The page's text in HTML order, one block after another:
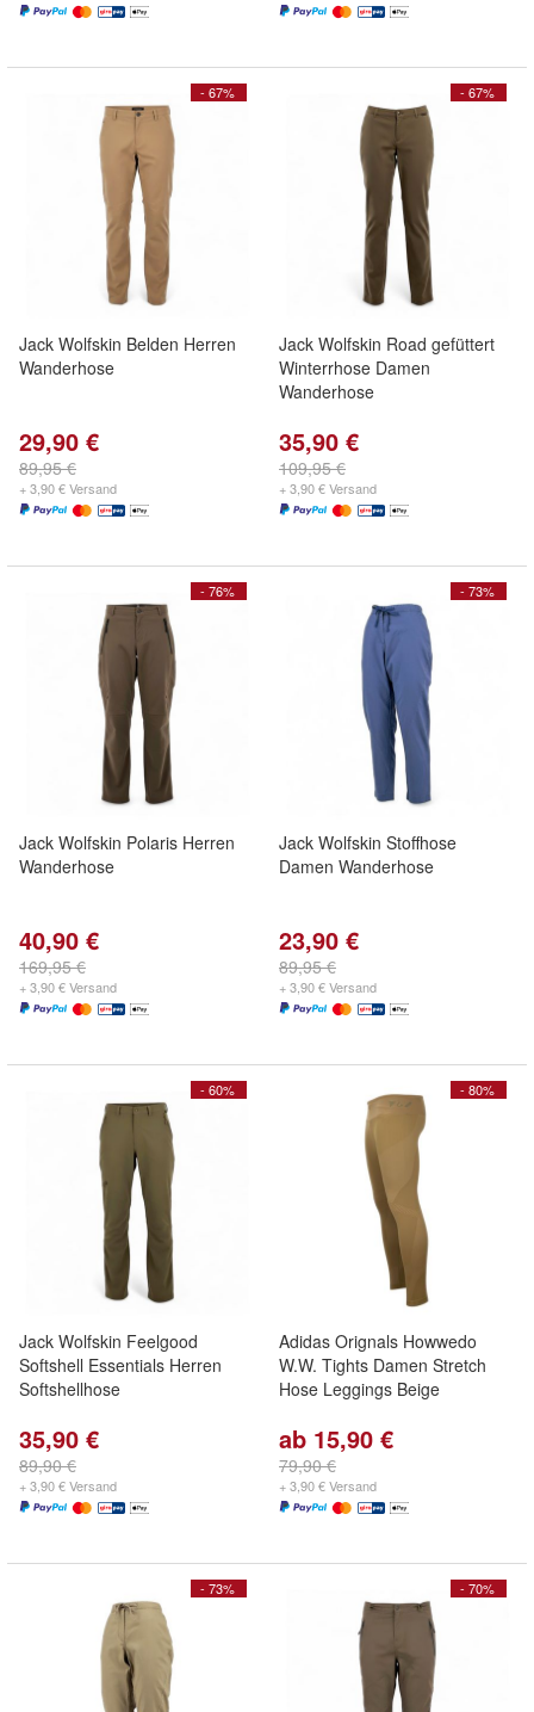
- 67%
Jack Wolfskin Belden Herren
Wanderhose
29,90 €
89,95 €
+ 3,90 € Versand
- 67%
Jack Wolfskin Road gefüttert
Winterrhose Damen
Wanderhose
35,90 €
109,95 €
+ 3,90 € Versand
- 76%
Jack Wolfskin Polaris Herren
Wanderhose
40,90 €
169,95 €
+ 3,90 € Versand
- 73%
Jack Wolfskin Stoffhose
Damen Wanderhose
23,90 €
89,95 €
+ 3,90 € Versand
- 60%
Jack Wolfskin Feelgood
Softshell Essentials Herren
Softshellhose
35,90 €
89,90 €
+ 3,90 € Versand
- 80%
Adidas Orignals Howwedo
W.W. Tights Damen Stretch
Hose Leggings Beige
ab 15,90 €
79,90 €
+ 3,90 € Versand
- 73% - 70%